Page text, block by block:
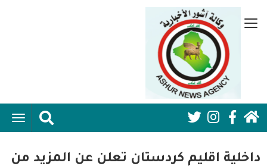
إلى
Social
Media:
داخلية اقليم كردستان تعلن عن المزيد من
قائمة
جانبية
الرئيسية